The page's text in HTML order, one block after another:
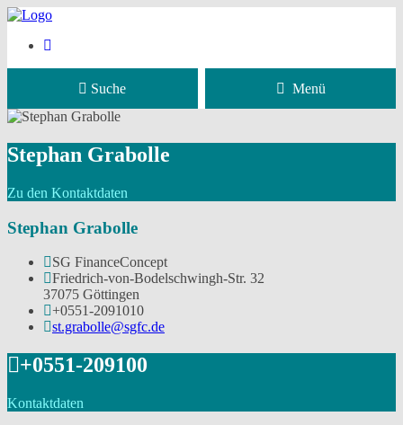
Suche Menü
Stephan Grabolle
Zu den Kontaktdaten
Stephan Grabolle
SG FinanceConcept
Friedrich-von-Bodelschwingh-Str. 32
37075 Göttingen
+0551-2091010
st.grabolle@sgfc.de
+0551-209100
Kontaktdaten